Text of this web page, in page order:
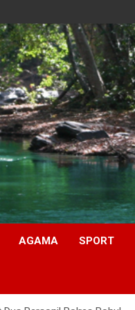
AGAMA SPORT